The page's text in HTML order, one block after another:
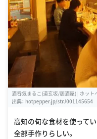
酒呑気まるこ(道玄坂/居酒屋) | ホット
出典： hotpepper.jp/strJ001145654
高知の旬な食材を使って
全部手作りらしい。